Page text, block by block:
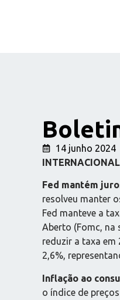
14 junho 2024
Fed mantém
resolveu manter
Fed manteve a
Aberto (Fomc, na
reduzir a taxa em
2,6%,
Inflação ao
o índice de